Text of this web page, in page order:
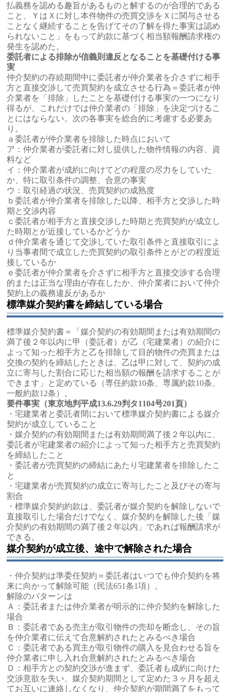
払義務を認める趣旨があるものと解するのが合理的である
こと、ＹはＸに対し本件物件の売買交渉をＸに関与させる
ことなく継続することを告げてその了解を得た事実は認め
られないこと」をもって約款に基づく相当額報酬請求権の
発生を認めた。
委託者による排除が信義則違反となることを基礎付ける事
実
仲介契約の存続期間中に委託者が仲介業者を介さずに相手
方と直接交渉して売買契約を成立させる行為＝委託者が仲
介業者を「排除」したことを基礎付ける事実の一つになり
得るが、これだけでは仲介業者の「排除」を決定づけるこ
とにはならない。次の各事実を総合的に考慮する必要あ
り。
ａ委託者が仲介業者を排除した時点において
ア：仲介業者が委託者に対し提供した物件情報の内容、資
料など
イ：仲介業者が成約に向けてどの程度の尽力をしていた
か、特に取引条件の調整、合意の事実
ウ：取引経過の状況、売買契約の成熟度
ｂ委託者が仲介業者を排除した以降、相手方と交渉した時
期と交渉内容
ｃ委託者が相手方と直接交渉した時期と売買契約が成立し
た時期とが近接しているかどうか
ｄ仲介業者を通じて交渉していた取引条件と直接取引によ
り当事者間で成立した売買契約の取引条件とがどの程度近
接しているか
ｅ委託者が仲介業者を介さずに相手方と直接交渉する合理
的または正当な理由が存在したか、仲介業者において仲介
契約上の義務違反があるか
標準媒介契約書を締結している場合
標準媒介契約書＝「媒介契約の有効期間または有効期間の
満了後２年以内に甲（委託者）が乙（宅建業者）の紹介に
よって知った相手方と乙を排除して目的物件の売買または
交換の契約を締結したときは、乙は甲に対して、契約の成
立に寄与した割合に応じた相当額の報酬を請求することが
できます」と定めている（専任約款10条、専属約款10条、
一般約款12条）。
要件事実（東京地判平成13.6.29判タ1104号201頁）
・宅建業者と委託者間において標準媒介契約書による媒介
契約が成立していること
・媒介契約の有効期間または有効期間満了後２年以内に、
委託者が宅建業者の紹介によって知った相手方と売買契約
を締結したこと
・委託者が売買契約の締結にあたり宅建業者を排除したこ
と
・宅建業者が売買契約の成立に寄与したこと及びその寄与
割合
・標準媒介契約約款は、委託者が媒介契約を解除しないで
直接取引した場合だけでなく、媒介契約を解除した後「媒
介契約の有効期間の満了後２年以内」であれば報酬請求が
できる。
媒介契約が成立後、途中で解除された場合
・仲介契約は準委任契約＝委託者はいつでも仲介契約を将
来に向かって解除可能（民法651条1項）。
解除のパターンは
Ａ：委託者または仲介業者が明示的に仲介契約を解除した
場合
Ｂ：委託者である売主が取引物件の売却を断念し、その旨
を仲介業者に伝えて合意解約されたとみるべき場合
Ｃ：委託者である買主が取引物件の購入を見合わせる旨を
仲介業者に申し入れ合意解約されたとみるべき場合
Ｄ：相手方との契約交渉が進まず、委託者も成約に向けた
交渉意欲を失い、媒介契約期間として定めた３ヶ月を超え
てお互いに連絡しなくなり、仲介契約が期間満了をもって